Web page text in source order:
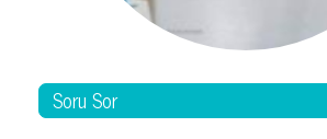
Soru Sor